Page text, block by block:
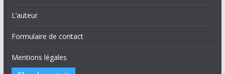
L’auteur
Formulaire de contact
Mentions légales